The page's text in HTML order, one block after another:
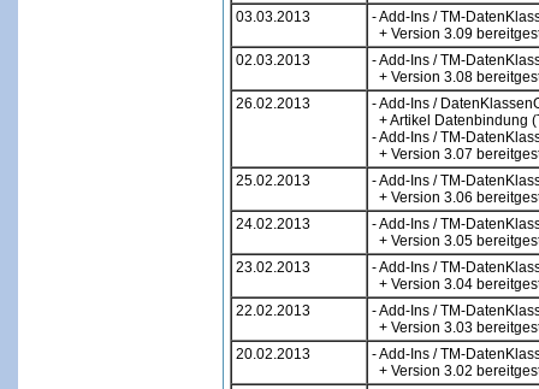
03.03.2013
- Add-Ins / TM-
+ Version 3.09
02.03.2013
- Add-Ins / TM-
+ Version 3.08
26.02.2013
- Add-Ins /
+ Artikel Datenbindung
- Add-Ins / TM-
+ Version 3.07
25.02.2013
- Add-Ins / TM-
+ Version 3.06
24.02.2013
- Add-Ins / TM-
+ Version 3.05
23.02.2013
- Add-Ins / TM-
+ Version 3.04
22.02.2013
- Add-Ins / TM-
+ Version 3.03
20.02.2013
- Add-Ins / TM-
+ Version 3.02